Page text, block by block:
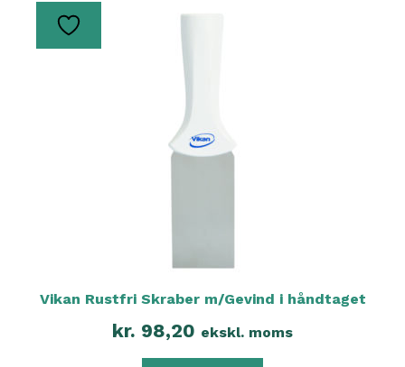
Vikan Rustfri Skraber m/Gevind i håndtaget
kr. 98,20 ekskl. moms